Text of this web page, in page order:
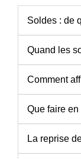
Soldes : de
Quand les
Comment
Que faire
La reprise